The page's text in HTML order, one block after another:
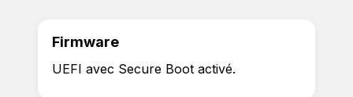
Firmware
UEFI avec Secure Boot activé.